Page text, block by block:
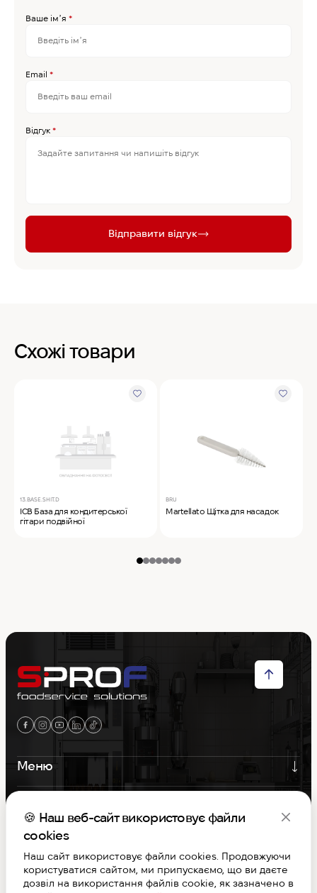
Ваше імʼя *
Email *
Відгук *
Відправити відгук
Схожі товари
13.BASE.SHIT.D
ICB База для кондитерської
гітари подвійної
BRU
Martellato Щітка для насадок
Меню
Контакти
Графік роботи
S-PROF © Copyright 2026. Вcі права захищені
Договір публічної оферти
🍪 Наш веб-сайт використовує файли
cookies
Наш сайт використовує файли cookies. Продовжуючи
користуватися сайтом, ми припускаємо, що ви даєте
дозвіл на використання файлів cookie, як зазначено в